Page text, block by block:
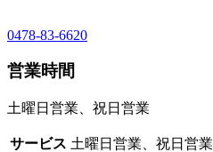
0478-83-6620
営業時間
土曜日営業、祝日営業
サービス 土曜日営業、祝日営業